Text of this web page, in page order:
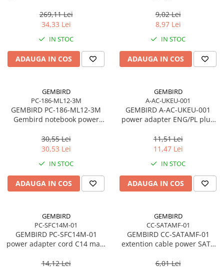
269,11 Lei
34,33 Lei
IN STOC
ADAUGA IN COS
9,02 Lei
8,97 Lei
IN STOC
ADAUGA IN COS
GEMBIRD
PC-186-ML12-3M
GEMBIRD PC-186-ML12-3M
Gembird notebook power
3m
30,55 Lei
30,53 Lei
IN STOC
ADAUGA IN COS
GEMBIRD
A-AC-UKEU-001
GEMBIRD A-AC-UKEU-001
power adapter ENG/PL plug
11,51 Lei
11,47 Lei
IN STOC
ADAUGA IN COS
GEMBIRD
PC-SFC14M-01
GEMBIRD PC-SFC14M-01
power adapter cord C14 male
14,12 Lei
GEMBIRD
CC-SATAMF-01
GEMBIRD CC-SATAMF-01
extention cable power SATA
6,01 Lei